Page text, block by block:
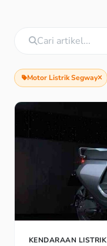
Motor Listrik Segway
KENDARAAN LISTRIK